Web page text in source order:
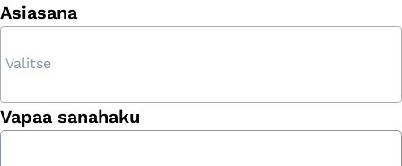
Asiasana
Vapaa sanahaku